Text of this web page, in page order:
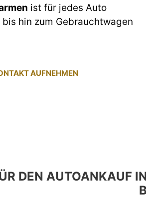
ist für jedes Auto
hin zum Gebrauchtwagen
AUFNEHMEN
DEN AUTOANKAUF